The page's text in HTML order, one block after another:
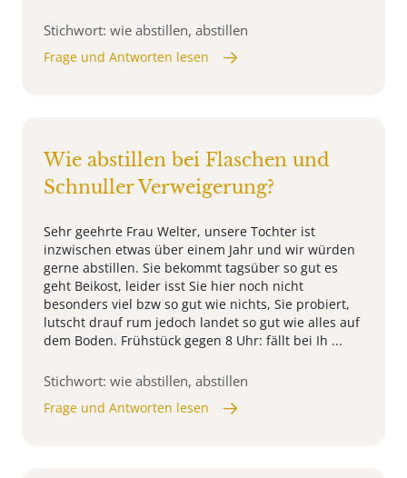
Stichwort: wie abstillen, abstillen
Frage und Antworten lesen
Wie abstillen bei Flaschen und
Schnuller Verweigerung?
Sehr geehrte Frau Welter, unsere Tochter ist
inzwischen etwas über einem Jahr und wir würden
gerne abstillen. Sie bekommt tagsüber so gut es
geht Beikost, leider isst Sie hier noch nicht
besonders viel bzw so gut wie nichts, Sie probiert,
lutscht drauf rum jedoch landet so gut wie alles auf
dem Boden. Frühstück gegen 8 Uhr: fällt bei Ih ...
Stichwort: wie abstillen, abstillen
Frage und Antworten lesen